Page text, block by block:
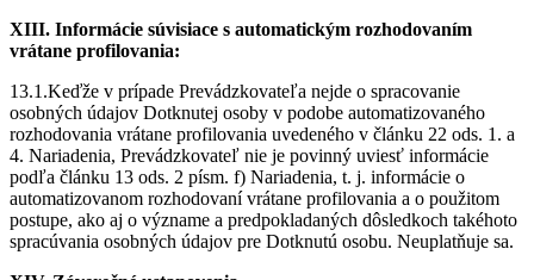
XIII. Informácie súvisiace s automatickým rozhodovaním
vrátane profilovania:
13.1.Keďže v prípade Prevádzkovateľa nejde o spracovanie
osobných údajov Dotknutej osoby v podobe automatizovaného
rozhodovania vrátane profilovania uvedeného v článku 22 ods. 1. a
4. Nariadenia, Prevádzkovateľ nie je povinný uviesť informácie
podľa článku 13 ods. 2 písm. f) Nariadenia, t. j. informácie o
automatizovanom rozhodovaní vrátane profilovania a o použitom
postupe, ako aj o význame a predpokladaných dôsledkoch takéhoto
spracúvania osobných údajov pre Dotknutú osobu. Neuplatňuje sa.